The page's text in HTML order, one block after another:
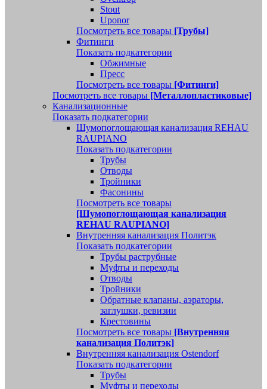
Stout
Uponor
Посмотреть все товары [Трубы]
Фитинги
Показать подкатегории
Обжимные
Пресс
Посмотреть все товары [Фитинги]
Посмотреть все товары [Металлопластиковые]
Канализационные
Показать подкатегории
Шумопоглощающая канализация REHAU
RAUPIANO
Показать подкатегории
Трубы
Отводы
Тройники
Фасонины
Посмотреть все товары
[Шумопоглощающая канализация
REHAU RAUPIANO]
Внутренняя канализация Политэк
Показать подкатегории
Трубы раструбные
Муфты и переходы
Отводы
Тройники
Обратные клапаны, аэраторы,
заглушки, ревизии
Крестовины
Посмотреть все товары [Внутренняя
канализация Политэк]
Внутренняя канализация Ostendorf
Показать подкатегории
Трубы
Муфты и переходы